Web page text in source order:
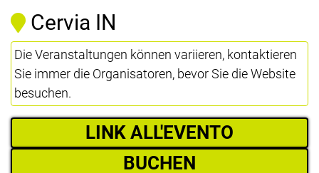
Cervia IN
Die Veranstaltungen können variieren, kontaktieren
Sie immer die Organisatoren, bevor Sie die Website
besuchen.
LINK ALL'EVENTO
BUCHEN